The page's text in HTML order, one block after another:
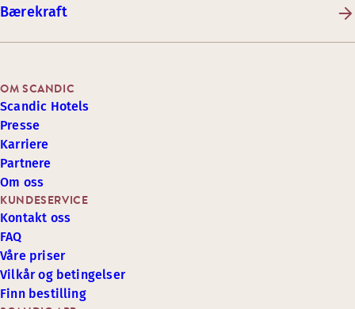
Bærekraft
KUNDESERVICE
Kontakt oss
FAQ
Våre priser
Vilkår og betingelser
Finn bestilling
OM SCANDIC
Scandic Hotels
Presse
Karriere
Partnere
Om oss